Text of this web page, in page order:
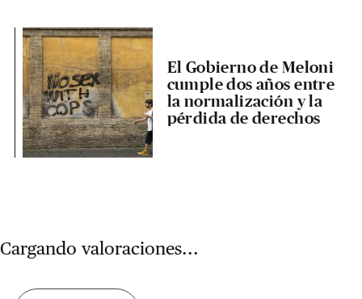
El Gobierno de Meloni
cumple dos años entre
la normalización y la
pérdida de derechos
Cargando valoraciones...